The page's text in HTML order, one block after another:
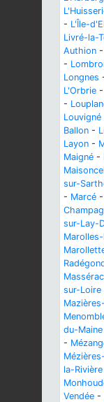
- L'Île-
Livré-la-
Authion -
-
Longnes
L'Orbrie -
-
Louvigné
Ballon -
Layon -
Maigné -
sur-
- Marcé -
sur-Lay-
Massérac
sur-Loire
du-Maine
-
la-Rivière
Vendée -